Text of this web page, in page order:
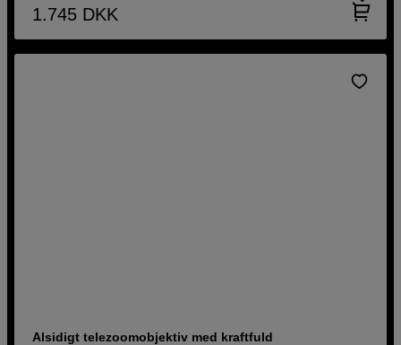
1.745 DKK
Alsidigt telezoomobjektiv med kraftfuld